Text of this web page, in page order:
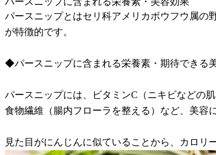
パースニップとはセリ科アメリカボウフウ属の
が特徴的です。
◆パースニップに含まれる栄養素・期待できる
パースニップには、ビタミンC（ニキビなどの
食物繊維（腸内フローラを整える）など、美容
見た目がにんじんに似ていることから、カロリ